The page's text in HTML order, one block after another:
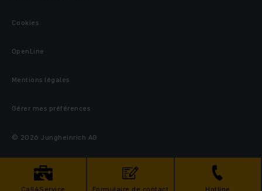
Call4Service Formulaire de contact Hotline
Cookies
OpenLine
Mentions légales
Gérer mes préférences
© 2026 Jungheinrich AG